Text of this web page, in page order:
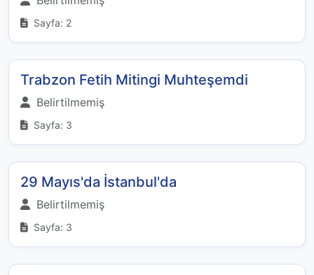
Sayfa: 2
Trabzon Fetih Mitingi Muhteşemdi
Belirtilmemiş
Sayfa: 3
29 Mayıs'da İstanbul'da
Belirtilmemiş
Sayfa: 3